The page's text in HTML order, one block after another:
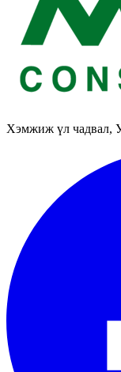
Хэмжиж үл чадвал,